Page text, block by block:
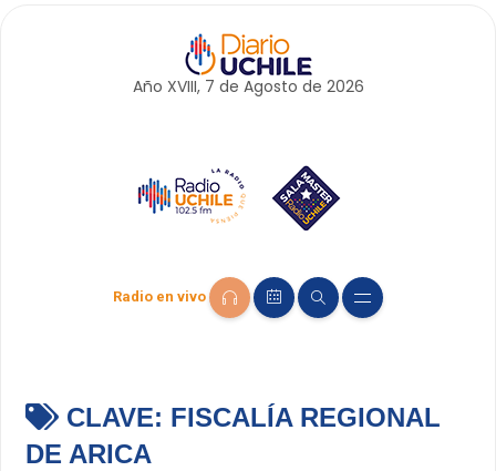
Año XVIII, 7 de Agosto de 2026
Radio en vivo
CLAVE: FISCALÍA REGIONAL
DE ARICA